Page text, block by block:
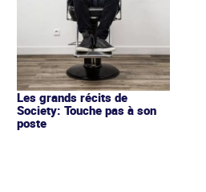
Les grands récits de
Society: Touche pas à son
poste